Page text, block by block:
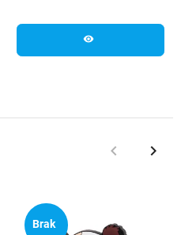
visibility
Poprzedni
keyboard_arrow_left keyboard_arrow_right
Brak